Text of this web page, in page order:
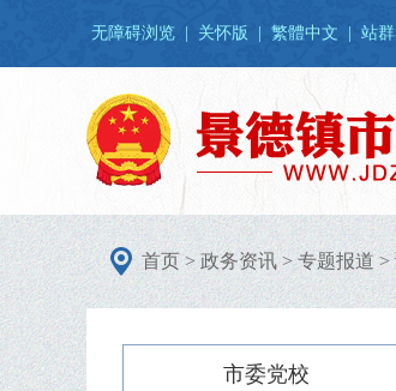
无障碍浏览 关怀版 繁體中文 站
首页>政务资讯>专题报道>
市委党校